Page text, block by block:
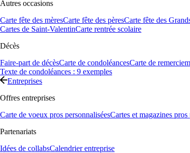
Autres occasions
Carte fête des mèresCarte fête des pèresCarte fête des
Cartes de Saint-ValentinCarte rentrée scolaire
Décès
Faire-part de décèsCarte de condoléancesCarte de
Texte de condoléances : 9 exemples
Entreprises
Offres entreprises
Carte de voeux pros personnaliséesCartes et magazines pros
Partenariats
Idées de collabsCalendrier entreprise